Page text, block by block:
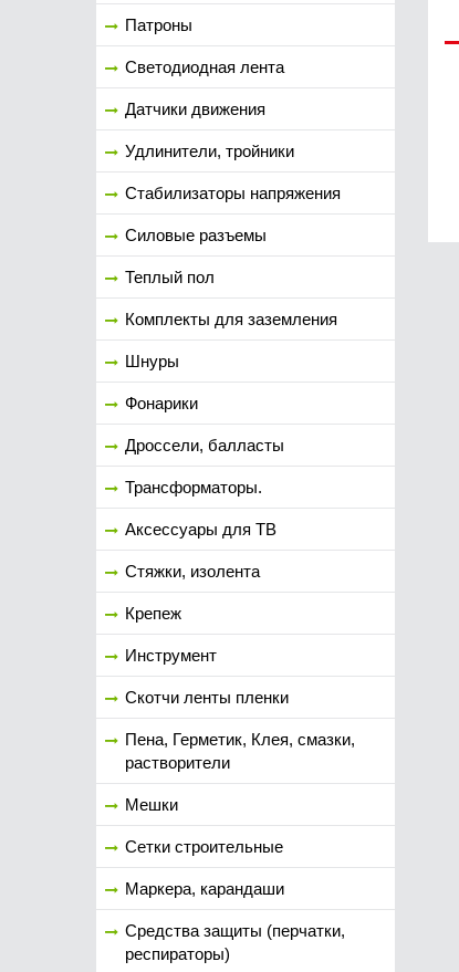
Патроны
Светодиодная лента
Датчики движения
Удлинители, тройники
Стабилизаторы напряжения
Силовые разъемы
Теплый пол
Комплекты для заземления
Шнуры
Фонарики
Дроссели, балласты
Трансформаторы.
Аксессуары для ТВ
Стяжки, изолента
Крепеж
Инструмент
Скотчи ленты пленки
Пена, Герметик, Клея, смазки,
растворители
Мешки
Сетки строительные
Маркера, карандаши
Средства защиты (перчатки,
респираторы)